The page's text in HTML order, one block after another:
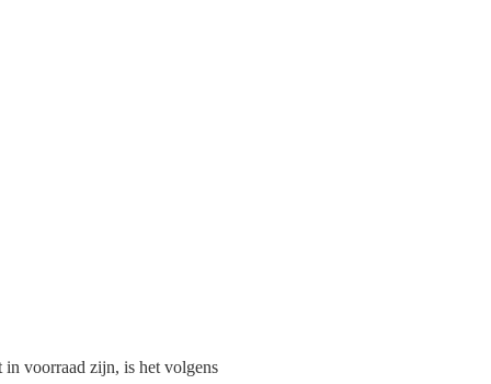
in voorraad zijn, is het volgens